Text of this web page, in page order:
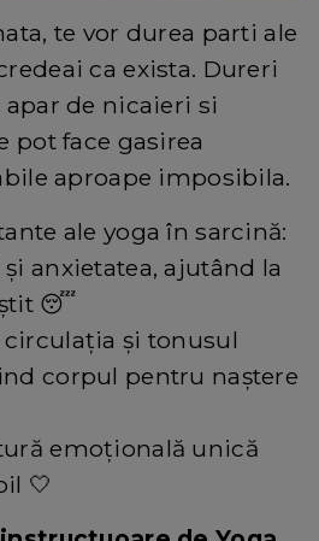
te vor durea parti ale
ca exista. Dureri
de nicaieri si
pot face gasirea
aproape imposibila.
ale yoga în sarcină:
anxietatea, ajutând la
😴
și tonusul
corpul pentru naștere
emoțională unică
🤍